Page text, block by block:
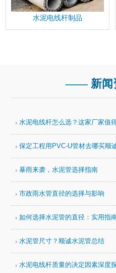
水泥电线杆制品
—— 新
水泥电线杆怎么选？这家厂家值
保定工程用PVC-U管材去哪买顺
暴雨来袭，水泥管选择指南
市政雨水管直径的选择与影响
如何选择水泥管的直径：实用指
水泥管尺寸？顺诚水泥管总结
水泥电线杆质量的决定因素深度